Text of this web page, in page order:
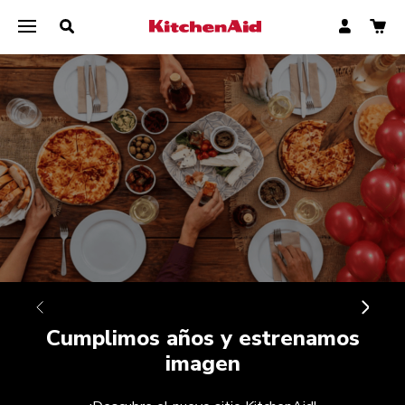
Cumplimos años y estrenamos
imagen
Compra Aquí